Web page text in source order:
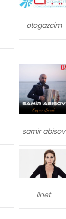
otogazcim
samir abisov
linet